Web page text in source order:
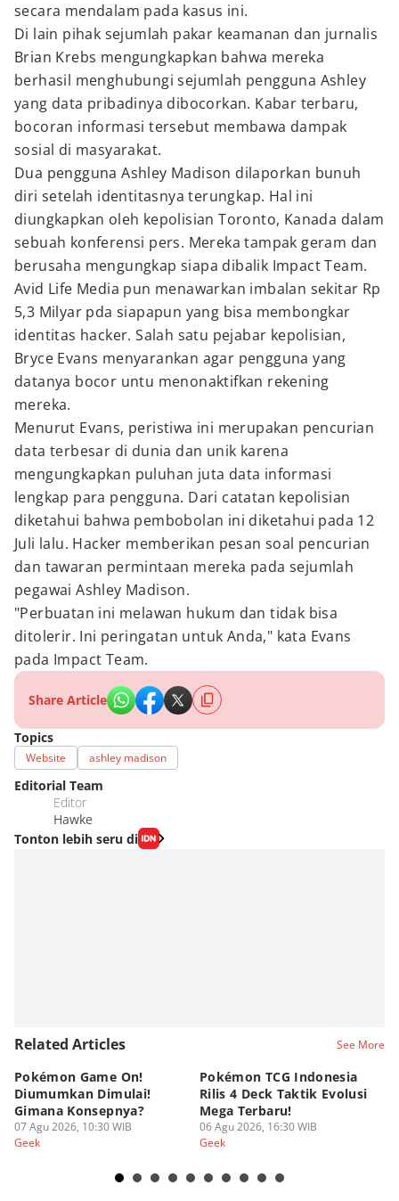
secara mendalam pada kasus ini.
Di lain pihak sejumlah pakar keamanan dan jurnalis
Brian Krebs mengungkapkan bahwa mereka
berhasil menghubungi sejumlah pengguna Ashley
yang data pribadinya dibocorkan. Kabar terbaru,
bocoran informasi tersebut membawa dampak
sosial di masyarakat.
Dua pengguna Ashley Madison dilaporkan bunuh
diri setelah identitasnya terungkap. Hal ini
diungkapkan oleh kepolisian Toronto, Kanada dalam
sebuah konferensi pers. Mereka tampak geram dan
berusaha mengungkap siapa dibalik Impact Team.
Avid Life Media pun menawarkan imbalan sekitar Rp
5,3 Milyar pda siapapun yang bisa membongkar
identitas hacker. Salah satu pejabar kepolisian,
Bryce Evans menyarankan agar pengguna yang
datanya bocor untu menonaktifkan rekening
mereka.
Menurut Evans, peristiwa ini merupakan pencurian
data terbesar di dunia dan unik karena
mengungkapkan puluhan juta data informasi
lengkap para pengguna. Dari catatan kepolisian
diketahui bahwa pembobolan ini diketahui pada 12
Juli lalu. Hacker memberikan pesan soal pencurian
dan tawaran permintaan mereka pada sejumlah
pegawai Ashley Madison.
"Perbuatan ini melawan hukum dan tidak bisa
ditolerir. Ini peringatan untuk Anda," kata Evans
pada Impact Team.
Share Article
Topics
Website ashley madison
Editorial Team
Editor
Hawke
Tonton lebih seru di
Related Articles See More
Pokémon Game On!
Diumumkan Dimulai!
Gimana Konsepnya?
07 Agu 2026, 10:30 WIB
Geek
Pokémon TCG Indonesia
Rilis 4 Deck Taktik Evolusi
Mega Terbaru!
06 Agu 2026, 16:30 WIB
Geek